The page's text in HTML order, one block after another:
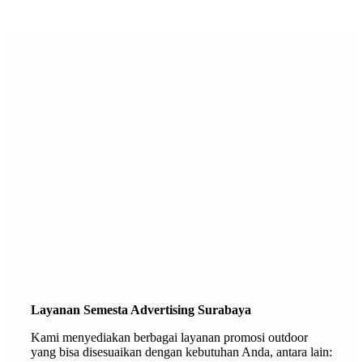
Layanan Semesta Advertising Surabaya
Kami menyediakan berbagai layanan promosi outdoor
yang bisa disesuaikan dengan kebutuhan Anda, antara lain: